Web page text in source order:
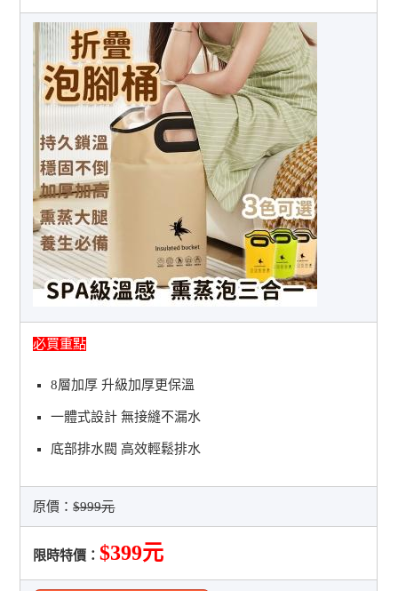
必買重點
8層加厚 升級加厚更保溫
一體式設計 無接縫不漏水
底部排水閥 高效輕鬆排水
原價：$999元
限時特價：$399元